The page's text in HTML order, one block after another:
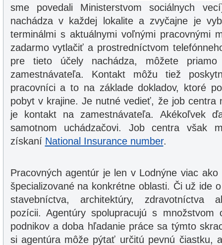
sme povedali Ministerstvom sociálnych
nachádza v každej lokalite a zvyčajne je
terminálmi s aktuálnymi voľnými pracovnými
zadarmo vytlačiť a prostredníctvom
pre tieto účely nachádza, môžete
zamestnávateľa. Kontakt môžu tiež
pracovníci a to na základe dokladov, ktoré
pobyt v krajine. Je nutné vedieť, že job centra
je kontakt na zamestnávateľa. Akékoľvek
samotnom uchádzačovi. Job centra však
získaní National Insurance number.
Pracovných agentúr je len v Lodnýne viac
špecializované na konkrétne oblasti. Či už ide
stavebníctva, architektúry, zdravotníctva
pozícii. Agentúry spolupracujú s množstvom
podnikov a doba hľadanie práce sa týmto
si agentúra môže pýtať určitú pevnú čiastku,